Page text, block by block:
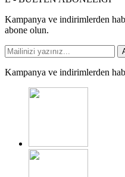
Kampanya ve indirimlerden
abone olun.
Kampanya ve indirimlerden